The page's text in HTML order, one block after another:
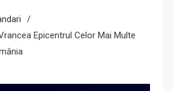
Epicentrul Celor Mai Multe